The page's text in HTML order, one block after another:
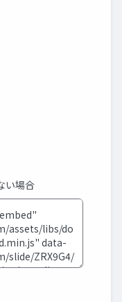
い場合